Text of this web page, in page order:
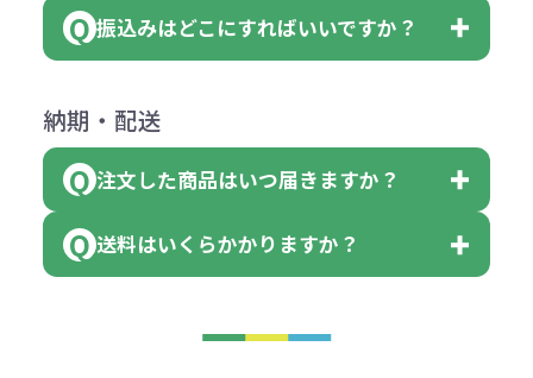
【色指定の仕方】
に必要な個数を入力ください。
※10個単位など購入できる単位が決
はまらない数を入力すると、アラー
アラートに従って数を調整してくだ
ます。
その際不良品については送料着払い
ください。
（商品の状態により、対応が変わる
※不良商品をご返却いただけない場
います。あらかじめご了承くださ
（提供価格（商品代）+名入れ費用
×色数
※例えば2色印刷の場合には、名入
れ費用が2倍、製版代が2倍必要で
す。
相談下さい。
ダウンロードが可能です。
詳しくはこちらはご確認ください。
領収書のダウンロード
会員様はマイページより各種帳票の
詳しくはこちらはご確認ください。
領収書のダウンロード
振込みはどこにすればいいですか？
下記口座にお願いします。
■三菱UFJ銀行
小田井支店（おたいしてん）
■ゆうちょ銀行（振替口座）
納期・配送
注文した商品はいつ届きますか？
既製品の場合、ご入金確認後3営業
ご入金確認後約3週間となります。
送料はいくらかかりますか？